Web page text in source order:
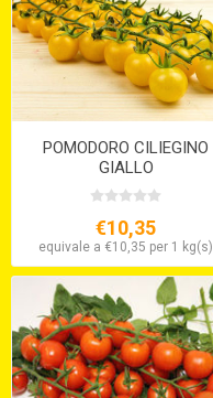
POMODORO CILIEGINO
GIALLO
€10,35
equivale a €10,35 per 1 kg(s)